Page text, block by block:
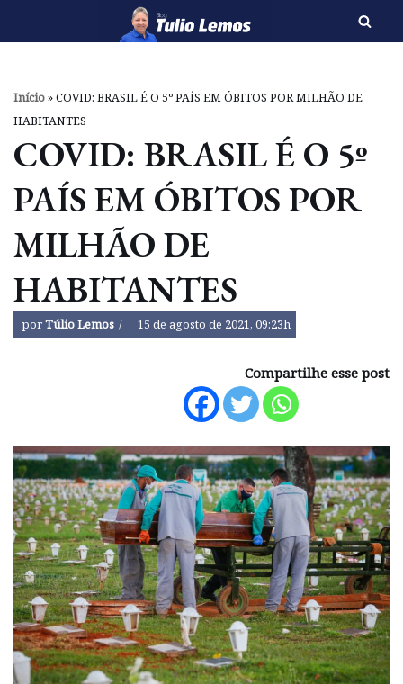
o
conteúdo
Início»COVID: BRASIL É O 5º PAÍS EM ÓBITOS POR MILHÃO DE
HABITANTES
COVID: BRASIL É O 5º
PAÍS EM ÓBITOS POR
MILHÃO DE
HABITANTES
porTúlio Lemos 15 de agosto de 2021, 09:23h
Compartilhe esse post